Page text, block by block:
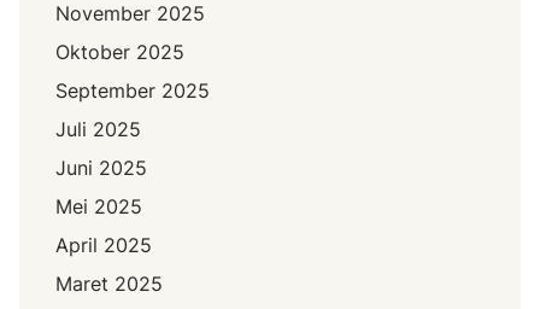
November 2025
Oktober 2025
September 2025
Juli 2025
Juni 2025
Mei 2025
April 2025
Maret 2025